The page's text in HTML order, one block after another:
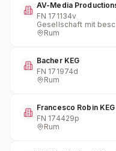
AV-Media
FN 171134v
Gesellschaft mit
Rum
Bacher KEG
FN 171974d
Rum
Francesco Robin KEG
FN 174429p
Rum